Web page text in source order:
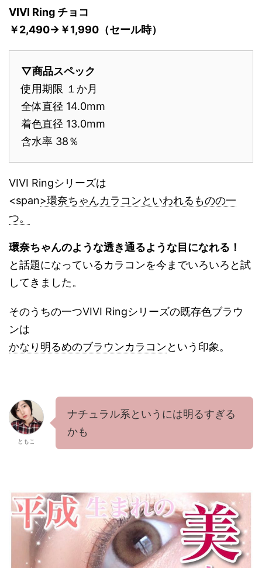
VIVI Ring チョコ
￥2,490→￥1,990（セール時）
▽商品スペック
使用期限 １か月
全体直径 14.0mm
着色直径 13.0mm
含水率 38％
VIVI Ringシリーズは
<span>環奈ちゃんカラコンといわれるものの一
つ。
環奈ちゃんのような透き通るような目になれる！
と話題になっているカラコンを今までいろいろと試
してきました。
そのうちの一つVIVI Ringシリーズの既存色ブラウ
ンは
かなり明るめのブラウンカラコンという印象。
ともこ
ナチュラル系というには明るすぎる
かも